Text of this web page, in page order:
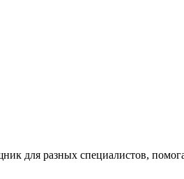
для разных специалистов,